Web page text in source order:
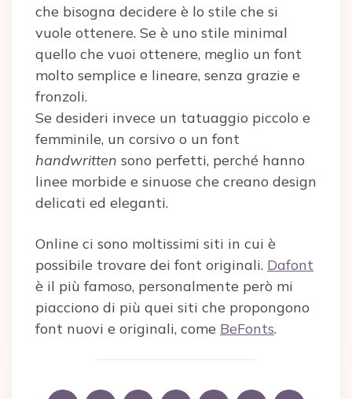
che bisogna decidere è lo stile che si
vuole ottenere. Se è uno stile minimal
quello che vuoi ottenere, meglio un font
molto semplice e lineare, senza grazie e
fronzoli.
Se desideri invece un tatuaggio piccolo e
femminile, un corsivo o un font
handwritten sono perfetti, perché hanno
linee morbide e sinuose che creano design
delicati ed eleganti.
Online ci sono moltissimi siti in cui è
possibile trovare dei font originali. Dafont
è il più famoso, personalmente però mi
piacciono di più quei siti che propongono
font nuovi e originali, come BeFonts.